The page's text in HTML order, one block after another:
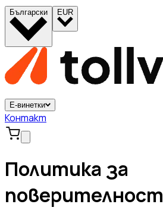
Български EUR
Е-винетки
Контакт
Политика за
поверителност